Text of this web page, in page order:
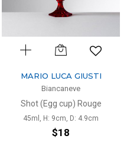
MARIO LUCA GIUSTI
Biancaneve
Shot (Egg cup) Rouge
45ml, H: 9cm, D: 4.9cm
$18